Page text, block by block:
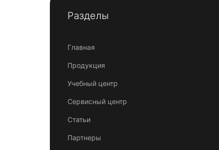
Разделы
Главная
Продукция
Учебный центр
Сервисный центр
Статьи
Партнеры